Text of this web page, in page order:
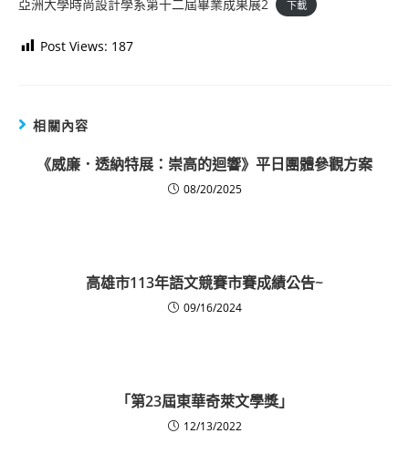
亞洲大學時尚設計學系第十二屆畢業成果展2 下載
Post Views: 187
相關內容
《威廉．透納特展：崇高的迴響》平日團體參觀方案
08/20/2025
高雄市113年語文競賽市賽成績公告~
09/16/2024
「第23屆東華奇萊文學獎」
12/13/2022